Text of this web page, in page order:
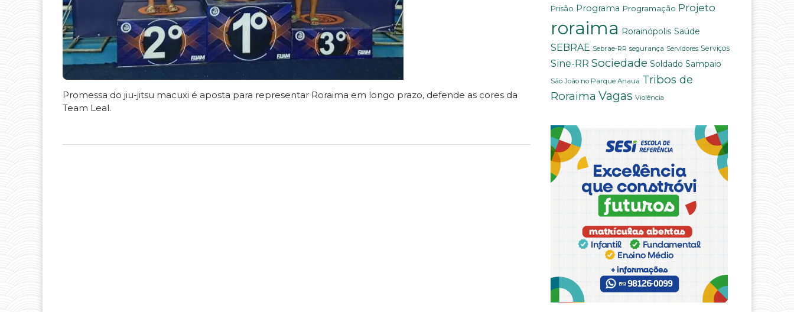
Promessa do jiu-jitsu macuxi é aposta para representar Roraima em longo prazo, defende as cores da
Team Leal.
Prisão Programa Programação Projeto
roraima Rorainópolis Saúde
SEBRAE Sebrae-RR segurança Servidores Serviços
Sine-RR Sociedade Soldado Sampaio
São João no Parque Anauá Tribos de
Roraima Vagas Violência